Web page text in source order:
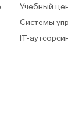
Учебный
Системы
IT-